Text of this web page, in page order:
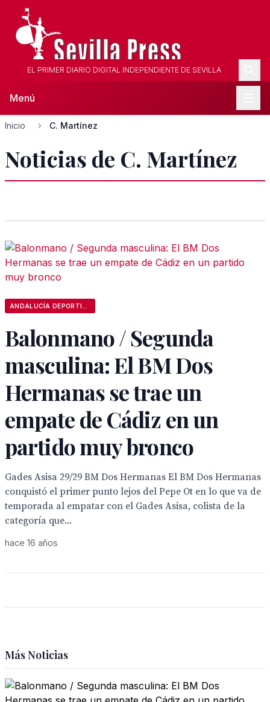
EL PRIMER DIARIO DIGITAL INDEPENDIENTE DE SEVILLA
Menú
Inicio C. Martínez
Noticias de C. Martínez
Balonmano / Segunda
masculina: El BM Dos
Hermanas se trae un
empate de Cádiz en un
partido muy bronco
Gades Asisa 29/29 BM Dos Hermanas El BM Dos Hermanas
conquistó el primer punto lejos del Pepe Ot en lo que va de
temporada al empatar con el Gades Asisa, colista de la
categoría que...
hace 16 años
Más Noticias